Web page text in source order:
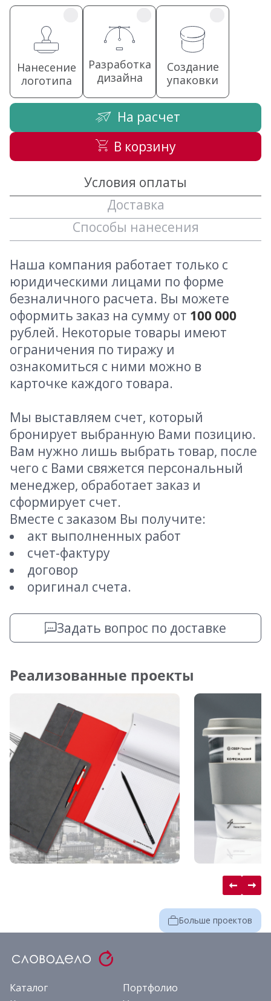
Нанесение
логотипа
Разработка
дизайна
Создание
упаковки
На расчет
В корзину
Условия оплаты
Доставка
Способы нанесения
Наша компания работает только с
юридическими лицами по форме
безналичного расчета. Вы можете
оформить заказ на сумму от 100 000
рублей. Некоторые товары имеют
ограничения по тиражу и
ознакомиться с ними можно в
карточке каждого товара.
Мы выставляем счет, который
бронирует выбранную Вами позицию.
Вам нужно лишь выбрать товар, после
чего с Вами свяжется персональный
менеджер, обработает заказ и
сформирует счет.
Вместе с заказом Вы получите:
акт выполненных работ
счет-фактуру
договор
оригинал счета.
Задать вопрос по доставке
Реализованные проекты
Больше проектов
Каталог
Портфолио